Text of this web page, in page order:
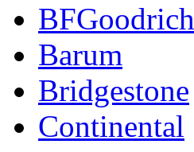
BFGoodrich
Barum
Bridgestone
Continental